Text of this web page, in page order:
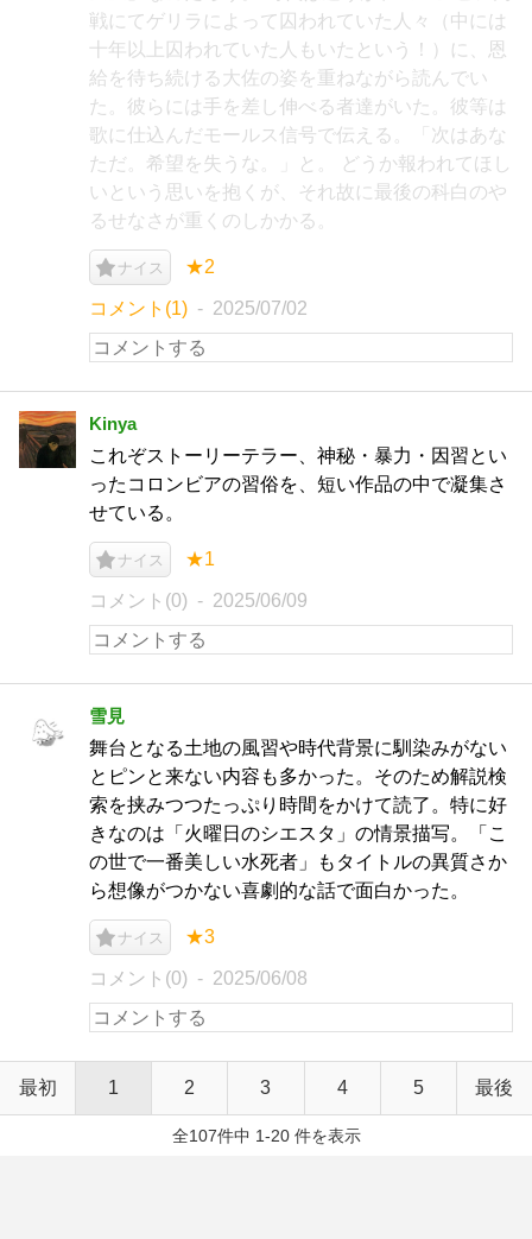
戦にてゲリラによって囚われていた人々（中には
十年以上囚われていた人もいたという！）に、恩
給を待ち続ける大佐の姿を重ねながら読んでい
た。彼らには手を差し伸べる者達がいた。彼等は
歌に仕込んだモールス信号で伝える。「次はあな
ただ。希望を失うな。」と。 どうか報われてほし
いという思いを抱くが、それ故に最後の科白のや
るせなさが重くのしかかる。
ナイス ★2
コメント(1) 2025/07/02
Kinya
これぞストーリーテラー、神秘・暴力・因習とい
ったコロンビアの習俗を、短い作品の中で凝集さ
せている。
ナイス ★1
コメント(0) 2025/06/09
雪見
舞台となる土地の風習や時代背景に馴染みがない
とピンと来ない内容も多かった。そのため解説検
索を挟みつつたっぷり時間をかけて読了。特に好
きなのは「火曜日のシエスタ」の情景描写。「こ
の世で一番美しい水死者」もタイトルの異質さか
ら想像がつかない喜劇的な話で面白かった。
ナイス ★3
コメント(0) 2025/06/08
最初 1 2 3 4 5 最後
全107件中 1-20 件を表示